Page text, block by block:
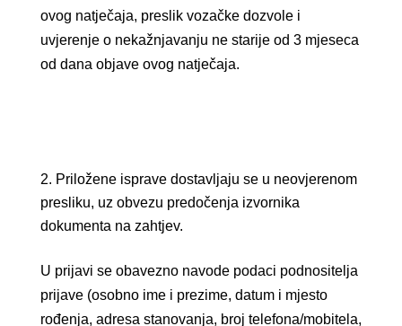
ovog natječaja, preslik vozačke dozvole i
uvjerenje o nekažnjavanju ne starije od 3 mjeseca
od dana objave ovog natječaja.
Priložene isprave dostavljaju se u neovjerenom
presliku, uz obvezu predočenja izvornika
dokumenta na zahtjev.
U prijavi se obavezno navode podaci podnositelja
prijave (osobno ime i prezime, datum i mjesto
rođenja, adresa stanovanja, broj telefona/mobitela,